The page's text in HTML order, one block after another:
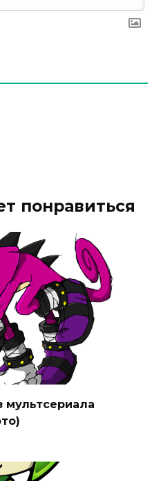
понравиться
мультсериала